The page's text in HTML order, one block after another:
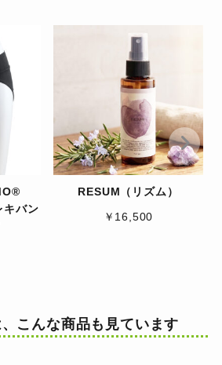
キバン
RESUM（リズム）
￥16,500
こんな商品も見ています